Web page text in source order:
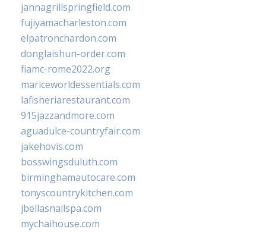
jannagrillspringfield.com
fujiyamacharleston.com
elpatronchardon.com
donglaishun-order.com
fiamc-rome2022.org
mariceworldessentials.com
lafisheriarestaurant.com
915jazzandmore.com
aguadulce-countryfair.com
jakehovis.com
bosswingsduluth.com
birminghamautocare.com
tonyscountrykitchen.com
jbellasnailspa.com
mychaihouse.com